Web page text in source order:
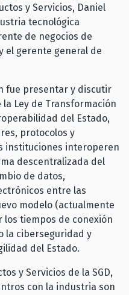
y Servicios, Daniel
tecnológica
de negocios de
el gerente general de
fue presentar y discutir
la Ley de Transformación
del Estado,
protocolos y
instituciones interoperen
descentralizada del
de datos,
entre las
modelo (actualmente
los tiempos de conexión
la ciberseguridad y
del Estado.
y Servicios de la SGD,
con la industria son